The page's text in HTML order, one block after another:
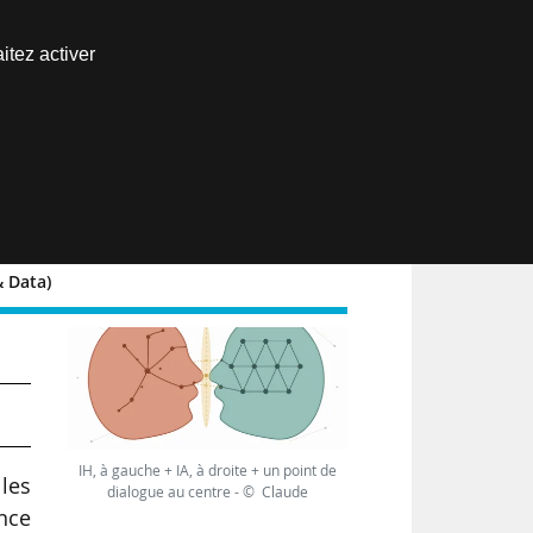
Data)
IH, à gauche + IA, à droite + un point de
dialogue au centre - © Claude
activer